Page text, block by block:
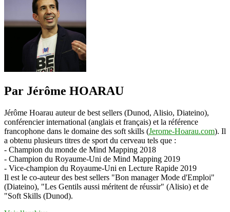
Par Jérôme HOARAU
Jérôme Hoarau auteur de best sellers (Dunod, Alisio, Diateino),
conférencier international (anglais et français) et la référence
francophone dans le domaine des soft skills (Jerome-Hoarau.com). Il
a obtenu plusieurs titres de sport du cerveau tels que :
- Champion du monde de Mind Mapping 2018
- Champion du Royaume-Uni de Mind Mapping 2019
- Vice-champion du Royaume-Uni en Lecture Rapide 2019
Il est le co-auteur des best sellers "Bon manager Mode d'Emploi"
(Diateino), "Les Gentils aussi méritent de réussir" (Alisio) et de
"Soft Skills (Dunod).